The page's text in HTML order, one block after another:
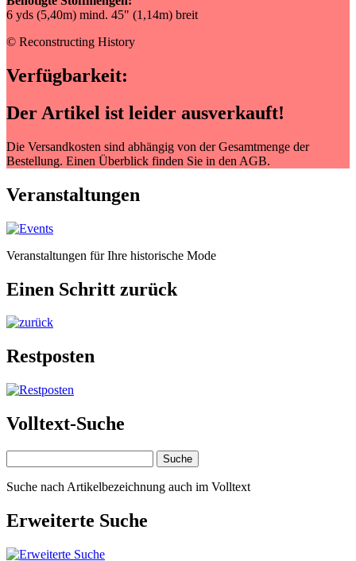
6 yds (5,40m) mind. 45" (1,14m) breit
© Reconstructing History
Verfügbarkeit:
Der Artikel ist leider ausverkauft!
Die Versandkosten sind abhängig von der Gesamtmenge der
Bestellung. Einen Überblick finden Sie in den AGB.
Veranstaltungen
Veranstaltungen für Ihre historische Mode
Einen Schritt zurück
Restposten
Volltext-Suche
Suche nach Artikelbezeichnung auch im Volltext
Erweiterte Suche